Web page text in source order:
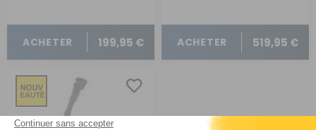
ACHETER 199,95 € ACHETER 519,95 €